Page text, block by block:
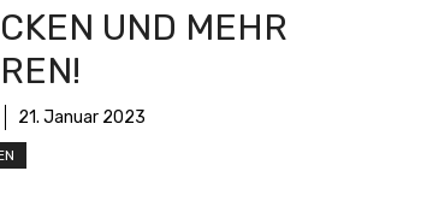
UND MEHR
21. Januar 2023